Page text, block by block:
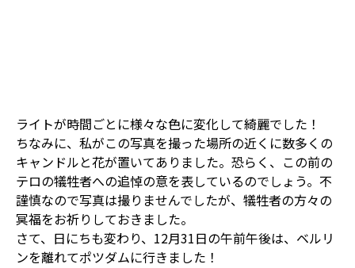
ライトが時間ごとに様々な色に変化して綺麗でした！
ちなみに、私がこの写真を撮った場所の近くに数多くの
キャンドルと花が置いてありました。恐らく、この前の
テロの犠牲者への追悼の意を表しているのでしょう。不
謹慎なので写真は撮りませんでしたが、犠牲者の方々の
冥福をお祈りしておきました。
さて、日にちも変わり、12月31日の午前午後は、ベルリ
ンを離れてポツダムに行きました！